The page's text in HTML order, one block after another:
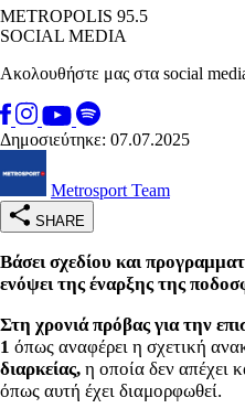
METROPOLIS 95.5
SOCIAL MEDIA
Ακολουθήστε μας στα social
Δημοσιεύτηκε: 07.07.2025
Metrosport Team
SHARE
Βάσει σχεδίου και
ενόψει της έναρξης της
Στη χρονιά πρόβας για την
1 όπως αναφέρει η σχετική
διαρκείας, η οποία δεν απέχει
όπως αυτή έχει διαμορφωθεί.